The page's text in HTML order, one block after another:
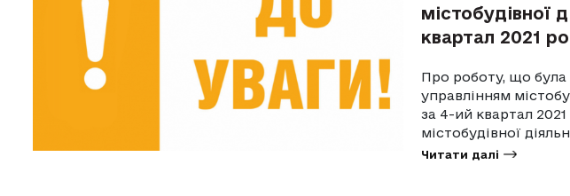
містобудівної
квартал 2021
Про роботу, що
управлінням
за 4-ий квартал 2021
містобудівної
Читати далі